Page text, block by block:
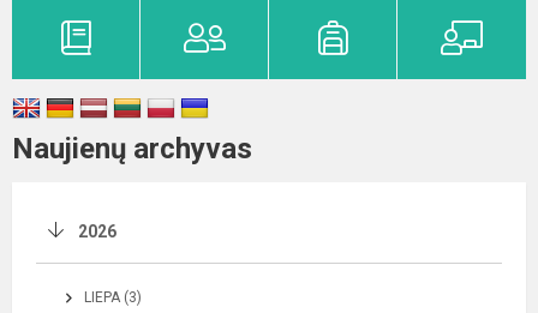
Naujienų archyvas
2026
LIEPA (3)